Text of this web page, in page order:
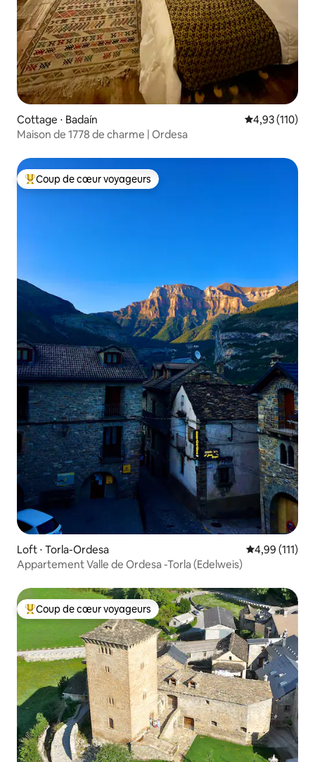
Cottage ⋅ Badaín Évaluation
4,93 (110)
Maison de 1778 de charme | Ordesa
Coups de cœur voyageurs les plus appréciés
Coup de cœur voyageurs
Loft ⋅ Torla-Ordesa Évaluation
4,99 (111)
Appartement Valle de Ordesa -Torla (Edelweis)
Coups de cœur voyageurs les plus appréciés
Coup de cœur voyageurs